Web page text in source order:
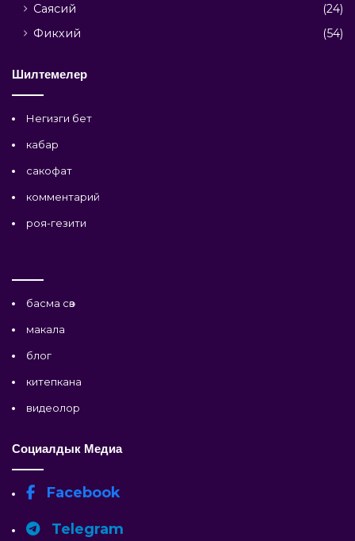
Саясий
(24)
Фикхий
(54)
Шилтемелер
Негизги бет
кабар
сакофат
комментарий
роя-гезити
басма сөз
макала
блог
китепкана
видеолор
Социалдык Медиа
Facebook
Telegram